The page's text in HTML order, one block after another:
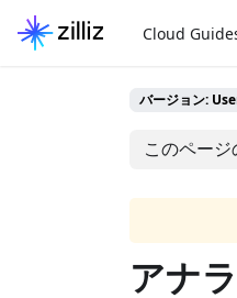
Cloud
バージョン:
このページ
アナ